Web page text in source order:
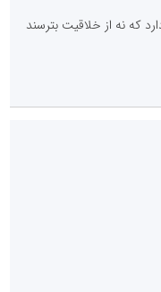
که نه از خلاقیت بترسند